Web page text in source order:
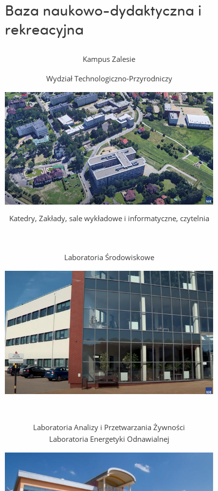
Baza naukowo-dydaktyczna i
rekreacyjna
Kampus Zalesie
Wydział Technologiczno-Przyrodniczy
Katedry, Zakłady, sale wykładowe i informatyczne, czytelnia
Laboratoria Środowiskowe
Laboratoria Analizy i Przetwarzania Żywności
Laboratoria Energetyki Odnawialnej